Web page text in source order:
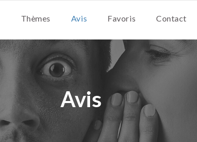
Thèmes Avis Favoris Contact
Avis